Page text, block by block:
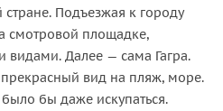
Подъезжая к городу
смотровой площадке,
Далее — сама Гагра.
вид на пляж, море.
бы даже искупаться.